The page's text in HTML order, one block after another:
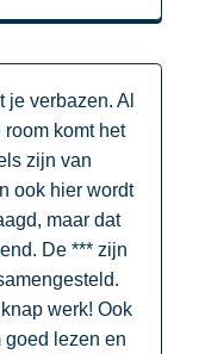
je verbazen. Al
komt het
zijn van
ook hier wordt
maar dat
De *** zijn
werk! Ook
goed lezen en